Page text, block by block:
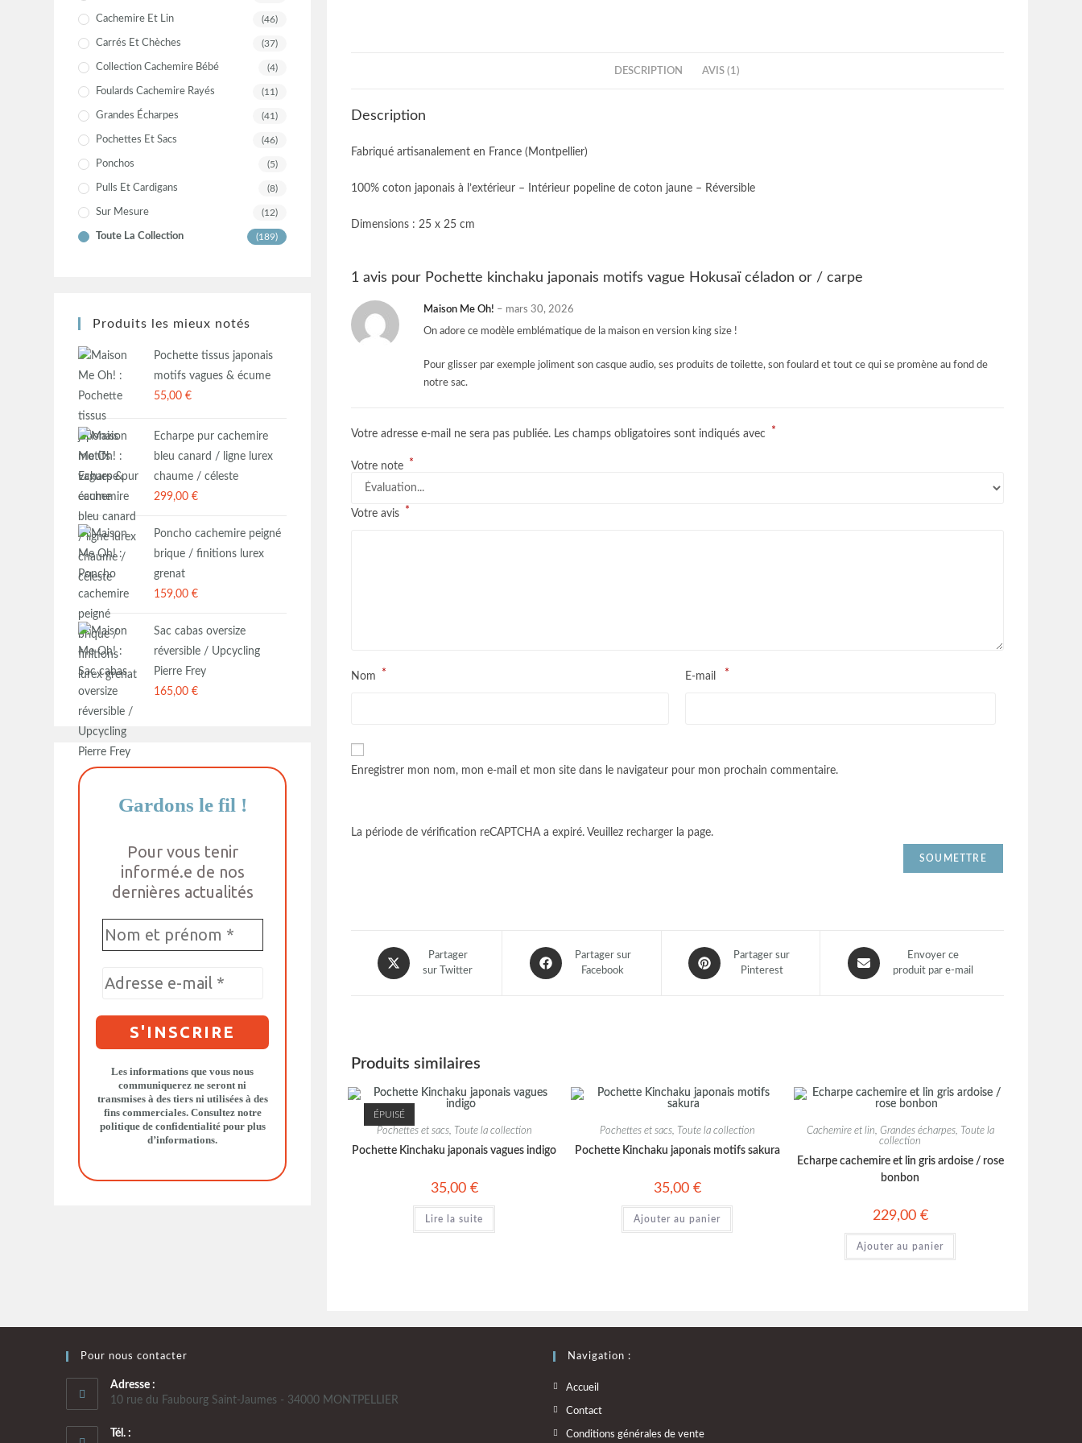
DESCRIPTION AVIS (1)
Description
Fabriqué artisanalement en France (Montpellier)
100% coton japonais à l’extérieur – Intérieur popeline de coton jaune – Réversible
Dimensions : 25 x 25 cm
1 avis pour Pochette kinchaku japonais motifs vague Hokusaï céladon or / carpe
Maison Me Oh! – mars 30, 2026
On adore ce modèle emblématique de la maison en version king size !
Pour glisser par exemple joliment son casque audio, ses produits de toilette, son foulard et tout ce qui se promène au fond de
notre sac.
Votre adresse e-mail ne sera pas publiée. Les champs obligatoires sont indiqués avec *
Votre note *
Votre avis *
Nom * E-mail *
Enregistrer mon nom, mon e-mail et mon site dans le navigateur pour mon prochain commentaire.
La période de vérification reCAPTCHA a expiré. Veuillez recharger la page.
Partager
sur Twitter
Partager sur
Facebook
Partager sur
Pinterest
Envoyer ce
produit par e-mail
Produits similaires
ÉPUISÉ
Pochettes et sacs, Toute la collection
Pochette Kinchaku japonais vagues indigo
35,00 €
Lire la suite
Pochettes et sacs, Toute la collection
Pochette Kinchaku japonais motifs sakura
35,00 €
Ajouter au panier
Cachemire et lin, Grandes écharpes, Toute la
collection
Echarpe cachemire et lin gris ardoise / rose
bonbon
229,00 €
Ajouter au panier
Cachemire Et Lin (46)
Carrés Et Chèches (37)
Collection Cachemire Bébé (4)
Foulards Cachemire Rayés (11)
Grandes Écharpes (41)
Pochettes Et Sacs (46)
Ponchos (5)
Pulls Et Cardigans (8)
Sur Mesure (12)
Toute La Collection (189)
Produits les mieux notés
Pochette tissus japonais
motifs vagues & écume
55,00€
Echarpe pur cachemire
bleu canard / ligne lurex
chaume / céleste
299,00€
Poncho cachemire peigné
brique / finitions lurex
grenat
159,00€
Sac cabas oversize
réversible / Upcycling
Pierre Frey
165,00€
Gardons le fil !
Pour vous tenir
informé.e de nos
dernières actualités
Les informations que vous nous
communiquerez ne seront ni
transmises à des tiers ni utilisées à des
fins commerciales. Consultez notre
politique de confidentialitépour plus
d’informations.
Pour nous contacter
Adresse :
10 rue du Faubourg Saint-Jaumes - 34000 MONTPELLIER
Tél. :
Navigation :
Accueil
Contact
Conditions générales de vente